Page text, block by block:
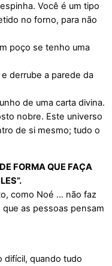
Você é um tipo
no forno, para não
poço se tenho uma
derrube a parede da
de uma carta divina.
nobre. Este universo
de si mesmo; tudo o
FORMA QUE FAÇA
como Noé … não faz
as pessoas pensam
difícil, quando tudo